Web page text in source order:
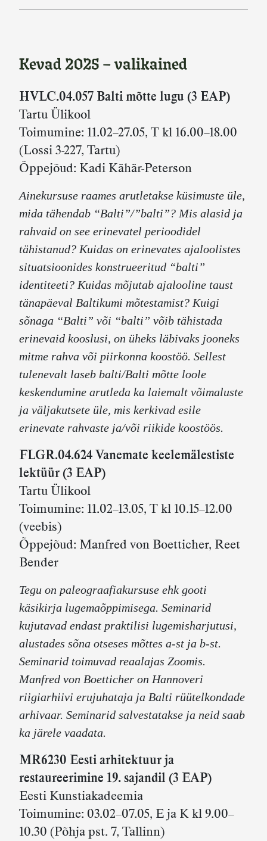
Kevad 2025 – valikained
HVLC.04.057 Balti mõtte lugu (3 EAP)
Tartu Ülikool
Toimumine: 11.02–27.05, T kl 16.00–18.00
(Lossi 3-227, Tartu)
Õppejõud: Kadi Kähär-Peterson
Ainekursuse raames arutletakse küsimuste üle,
mida tähendab “Balti”/”balti”? Mis alasid ja
rahvaid on see erinevatel perioodidel
tähistanud? Kuidas on erinevates ajaloolistes
situatsioonides konstrueeritud “balti”
identiteeti? Kuidas mõjutab ajalooline taust
tänapäeval Baltikumi mõtestamist? Kuigi
sõnaga “Balti” või “balti” võib tähistada
erinevaid kooslusi, on üheks läbivaks jooneks
mitme rahva või piirkonna koostöö. Sellest
tulenevalt laseb balti/Balti mõtte loole
keskendumine arutleda ka laiemalt võimaluste
ja väljakutsete üle, mis kerkivad esile
erinevate rahvaste ja/või riikide koostöös.
FLGR.04.624 Vanemate keelemälestiste
lektüür (3 EAP)
Tartu Ülikool
Toimumine: 11.02–13.05, T kl 10.15–12.00
(veebis)
Õppejõud: Manfred von Boetticher, Reet
Bender
Tegu on paleograafiakursuse ehk gooti
käsikirja lugemaõppimisega. Seminarid
kujutavad endast praktilisi lugemisharjutusi,
alustades sõna otseses mõttes a-st ja b-st.
Seminarid toimuvad reaalajas Zoomis.
Manfred von Boetticher on Hannoveri
riigiarhiivi erujuhataja ja Balti rüütelkondade
arhivaar. Seminarid salvestatakse ja neid saab
ka järele vaadata.
MR6230 Eesti arhitektuur ja
restaureerimine 19. sajandil (3 EAP)
Eesti Kunstiakadeemia
Toimumine: 03.02–07.05, E ja K kl 9.00–
10.30 (Põhja pst. 7, Tallinn)